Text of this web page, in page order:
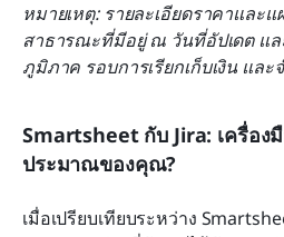
หมายเหตุ: รายละเอียดราคาและ
สาธารณะที่มีอยู่ ณ วันที่อัปเดต แ
ภูมิภาค รอบการเรียกเก็บเงิน แล
Smartsheet กับ Jira: เครื่อง
ประมาณของคุณ?
เมื่อเปรียบเทียบระหว่าง